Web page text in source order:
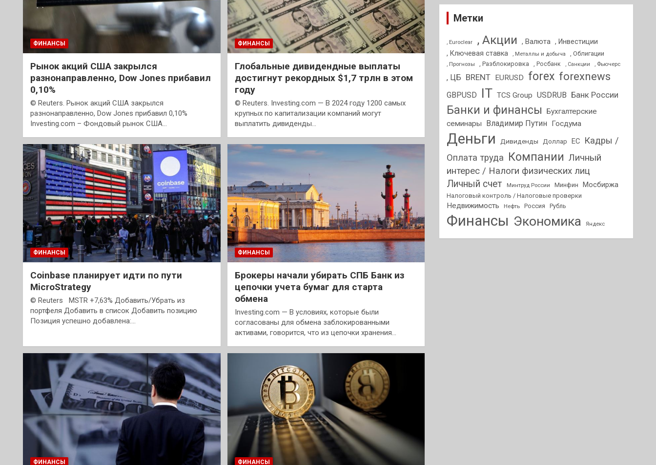
ФИНАНСЫ
Рынок акций США закрылся
разнонаправленно, Dow Jones прибавил
0,10%
© Reuters. Рынок акций США закрылся
разнонаправленно, Dow Jones прибавил 0,10%
Investing.com – Фондовый рынок США…
ФИНАНСЫ
Глобальные дивидендные выплаты
достигнут рекордных $1,7 трлн в этом
году
© Reuters. Investing.com — В 2024 году 1200 самых
крупных по капитализации компаний могут
выплатить дивиденды…
ФИНАНСЫ
Coinbase планирует идти по пути
MicroStrategy
© Reuters MSTR +7,63% Добавить/Убрать из
портфеля Добавить в список Добавить позицию
Позиция успешно добавлена:…
ФИНАНСЫ
Брокеры начали убирать СПБ Банк из
цепочки учета бумаг для старта
обмена
Investing.com — В условиях, которые были
согласованы для обмена заблокированными
активами, говорится, что из цепочки хранения…
ФИНАНСЫ ФИНАНСЫ
Метки
, Euroclear , Акции , Валюта , Инвестиции
, Ключевая ставка
, Металлы и добыча , Облигации
, Прогнозы , Разблокировка , Росбанк , Санкции , Фьючерс
, ЦБ BRENT EURUSD forex forexnews
GBPUSD IT TCS Group USDRUB Банк России
Банки и финансы
Бухгалтерские
семинары
Владимир Путин Госдума
Деньги Дивиденды Доллар ЕС
Кадры /
Оплата труда Компании Личный
интерес / Налоги физических лиц
Личный счет Минтруд России Минфин Мосбиржа
Налоговый контроль / Налоговые проверки
Недвижимость Нефть Россия Рубль
Финансы Экономика Яндекс